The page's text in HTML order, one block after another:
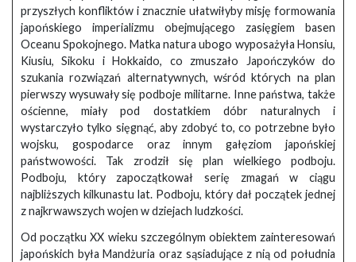
przyszłych konfliktów i znacznie ułatwiłyby misję formowania
japońskiego imperializmu obejmującego zasięgiem basen
Oceanu Spokojnego. Matka natura ubogo wyposażyła Honsiu,
Kiusiu, Sikoku i Hokkaido, co zmuszało Japończyków do
szukania rozwiązań alternatywnych, wśród których na plan
pierwszy wysuwały się podboje militarne. Inne państwa, także
ościenne, miały pod dostatkiem dóbr naturalnych i
wystarczyło tylko sięgnąć, aby zdobyć to, co potrzebne było
wojsku, gospodarce oraz innym gałęziom japońskiej
państwowości. Tak zrodził się plan wielkiego podboju.
Podboju, który zapoczątkował serię zmagań w ciągu
najbliższych kilkunastu lat. Podboju, który dał początek jednej
z najkrwawszych wojen w dziejach ludzkości.
Od początku XX wieku szczególnym obiektem zainteresowań
japońskich była Mandżuria oraz sąsiadujące z nią od południa